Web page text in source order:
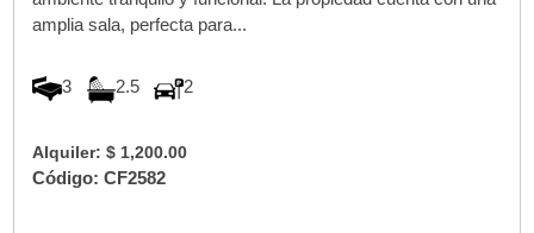
amplia sala, perfecta para...
3 2.5 2
Alquiler: $ 1,200.00
Código: CF2582